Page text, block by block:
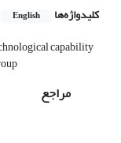
کلیدواژه‌ها English
capability
مراجع